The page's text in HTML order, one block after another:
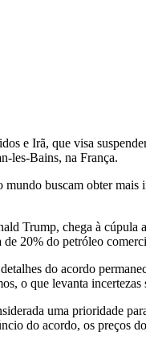
e Irã, que visa
les-Bains, na França.
mundo buscam obter
Trump, chega à cúpula
20% do petróleo
do acordo
o que levanta
uma prioridade
do acordo, os preços